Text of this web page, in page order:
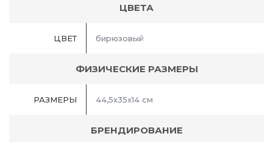
ЦВЕТА
ЦВЕТ бирюзовый
ФИЗИЧЕСКИЕ РАЗМЕРЫ
РАЗМЕРЫ 44,5x35x14 см
БРЕНДИРОВАНИЕ